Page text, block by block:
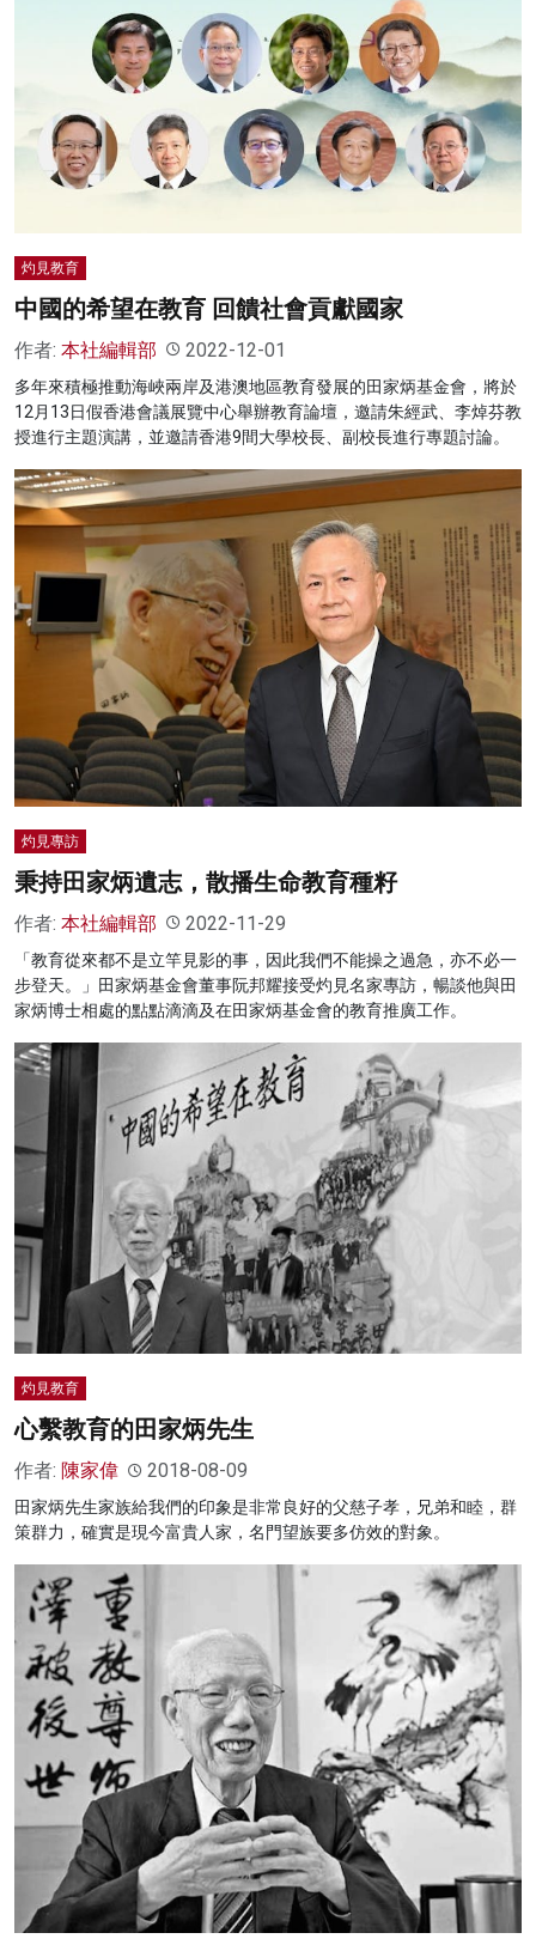
灼見教育
中國的希望在教育 回饋社會貢獻國家
作者: 本社編輯部 2022-12-01
多年來積極推動海峽兩岸及港澳地區教育發展的田家炳基金會，將於
12月13日假香港會議展覽中心舉辦教育論壇，邀請朱經武、李焯芬教
授進行主題演講，並邀請香港9間大學校長、副校長進行專題討論。
灼見專訪
秉持田家炳遺志，散播生命教育種籽
作者: 本社編輯部 2022-11-29
「教育從來都不是立竿見影的事，因此我們不能操之過急，亦不必一
步登天。」田家炳基金會董事阮邦耀接受灼見名家專訪，暢談他與田
家炳博士相處的點點滴滴及在田家炳基金會的教育推廣工作。
灼見教育
心繫教育的田家炳先生
作者: 陳家偉 2018-08-09
田家炳先生家族給我們的印象是非常良好的父慈子孝，兄弟和睦，群
策群力，確實是現今富貴人家，名門望族要多仿效的對象。